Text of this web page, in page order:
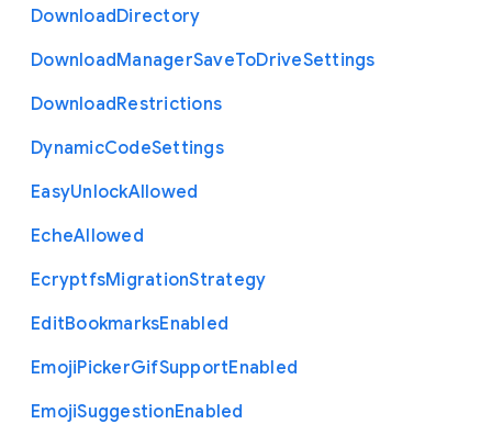
DownloadDirectory
DownloadManagerSaveToDriveSettings
DownloadRestrictions
DynamicCodeSettings
EasyUnlockAllowed
EcheAllowed
EcryptfsMigrationStrategy
EditBookmarksEnabled
EmojiPickerGifSupportEnabled
EmojiSuggestionEnabled